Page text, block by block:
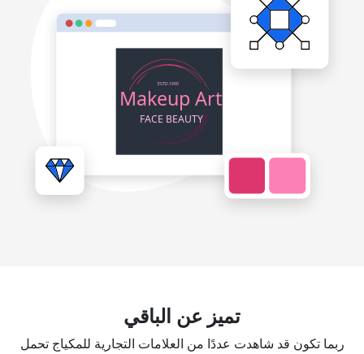
تميز عن الباقي
ربما تكون قد شاهدت عددًا من العلامات التجارية للمكياج تحمل